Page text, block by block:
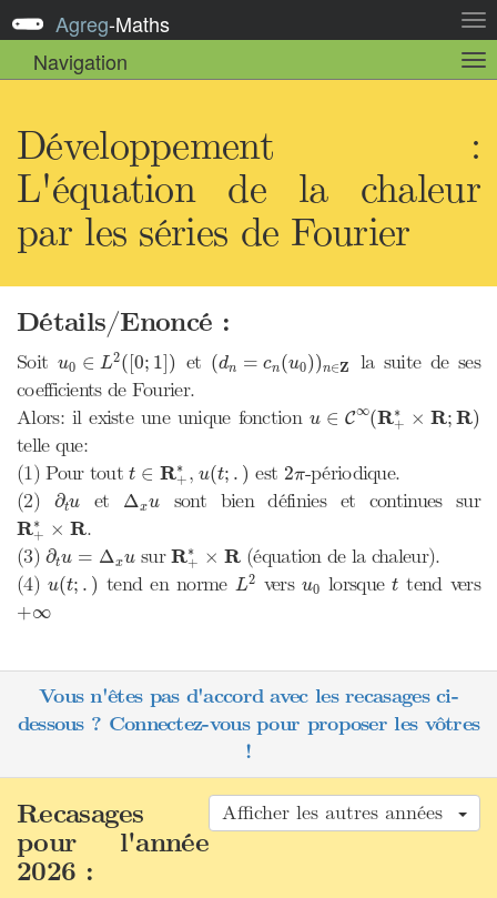
la
Agreg-Maths
Navigation
la
Développement :
L'équation de la chaleur
par les séries de Fourier
Détails/Enoncé :
Soit u0 ∈ L2([0; 1])
L2([0; 1]) et (dn = cn(u0))n∈Z
( d (u ))n
la suite de ses
coefficients de Fourier.
Alors: il existe une unique fonction u ∈ C∞(R∗
+ × R;R)
∈C∞(R+ R; R)
telle que:
(1) Pour toutt ∈ R∗
+
t ∈ R+ ,u(t; . )
(t ) est 2π
2 π-périodique.
(2) ∂tu
∂tu et Δxu
Δ xu
sont bien définies et continues sur
R∗
+ × R
R+ ∗ ×R.
(3)∂tu = Δxu
∂tu Δx u surR∗
+ × R
R+ ∗ ×R(équation de la chaleur).
(4)u(t; . )
(t ) tend en norme L2
L2 versu0
u0 lorsquet
t tend vers
+∞
+ ∞
Vous n'êtes pas d'accord avec les recasages ci-
dessous ? Connectez-vous pour proposer les vôtres
!
Afficher les autres années
Recasages
pour l'année
2026 :